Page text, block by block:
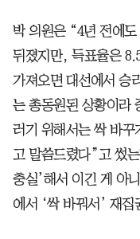
박 의원은 “4년 전에
뒤졌지만, 득표율은
가져오면 대선에서 승
는 총동원된 상황이라
러기 위해서는 싹 바꾸
고 말씀드렸다”고 썼
충실’해서 이긴 게 아
에서 ‘싹 바꿔서’ 재집